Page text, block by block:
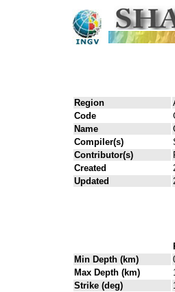
Region
Code
Name
Compiler(s)
Contributor(s)
Created
Updated
Min Depth (km)
Max Depth (km)
Strike (deg)